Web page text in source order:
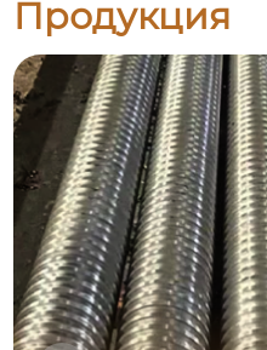
Продукция